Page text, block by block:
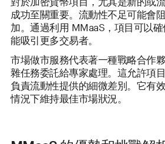
成功至關重要。流動性不足可能會
加。通過利用 MMaaS，項目可以
能吸引更多交易者。
市場做市服務代表著一種戰略合作
雜任務委託給專家處理。這允許項
負責流動性提供的細微差別。它有
情況下維持最佳市場狀況。